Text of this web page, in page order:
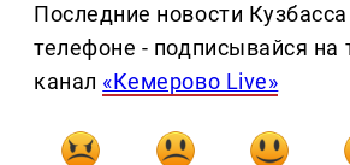
Последние новости
телефоне - подписывайся на
канал «Кемерово Live»